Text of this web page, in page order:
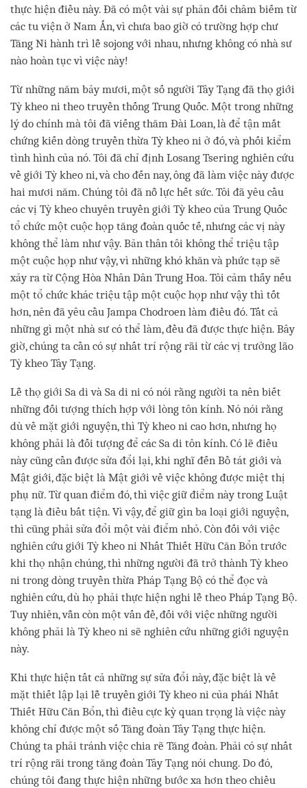
thực hiện điều này. Đã có một vài sự phản đối châm biếm từ
các tu viện ở Nam Ấn, vì chưa bao giờ có trường hợp chư
Tăng Ni hành trì lễ sojong với nhau, nhưng không có nhà sư
nào hoàn tục vì việc này!
Từ những năm bảy mươi, một số người Tây Tạng đã thọ giới
Tỳ kheo ni theo truyền thống Trung Quốc. Một trong những
lý do chính mà tôi đã viếng thăm Đài Loan, là để tận mắt
chứng kiến dòng truyền thừa Tỳ kheo ni ở đó, và phối kiểm
tình hình của nó. Tôi đã chỉ định Losang Tsering nghiên cứu
về giới Tỳ kheo ni, và cho đến nay, ông đã làm việc này được
hai mươi năm. Chúng tôi đã nỗ lực hết sức. Tôi đã yêu cầu
các vị Tỳ kheo chuyên truyền giới Tỳ kheo của Trung Quốc
tổ chức một cuộc họp tăng đoàn quốc tế, nhưng các vị này
không thể làm như vậy. Bản thân tôi không thể triệu tập
một cuộc họp như vậy, vì những khó khăn và phức tạp sẽ
xảy ra từ Cộng Hòa Nhân Dân Trung Hoa. Tôi cảm thấy nếu
một tổ chức khác triệu tập một cuộc họp như vậy thì tốt
hơn, nên đã yêu cầu Jampa Chodroen làm điều đó. Tất cả
những gì một nhà sư có thể làm, đều đã được thực hiện. Bây
giờ, chúng ta cần có sự nhất trí rộng rãi từ các vị trưởng lão
Tỳ kheo Tây Tạng.
Lễ thọ giới Sa di và Sa di ni có nói rằng người ta nên biết
những đối tượng thích hợp với lòng tôn kính. Nó nói rằng
dù về mặt giới nguyện, thì Tỳ kheo ni cao hơn, nhưng họ
không phải là đối tượng để các Sa di tôn kính. Có lẽ điều
này cũng cần được sửa đổi lại, khi nghĩ đến Bồ tát giới và
Mật giới, đặc biệt là Mật giới về việc không được miệt thị
phụ nữ. Từ quan điểm đó, thì việc giữ điểm này trong Luật
tạng là điều bất tiện. Vì vậy, để giữ gìn ba loại giới nguyện,
thì cũng phải sửa đổi một vài điểm nhỏ. Còn đối với việc
nghiên cứu giới Tỳ kheo ni Nhất Thiết Hữu Căn Bổn trước
khi thọ nhận chúng, thì những người đã trở thành Tỳ kheo
ni trong dòng truyền thừa Pháp Tạng Bộ có thể đọc và
nghiên cứu, dù họ phải thực hiện nghi lễ theo Pháp Tạng Bộ.
Tuy nhiên, vẫn còn một vấn đề, đối với việc những người
không phải là Tỳ kheo ni sẽ nghiên cứu những giới nguyện
này.
Khi thực hiện tất cả những sự sửa đổi này, đặc biệt là về
mặt thiết lập lại lễ truyền giới Tỳ kheo ni của phái Nhất
Thiết Hữu Căn Bổn, thì điều cực kỳ quan trọng là việc này
không chỉ được một số Tăng đoàn Tây Tạng thực hiện.
Chúng ta phải tránh việc chia rẽ Tăng đoàn. Phải có sự nhất
trí rộng rãi trong tăng đoàn Tây Tạng nói chung. Do đó,
chúng tôi đang thực hiện những bước xa hơn theo chiều